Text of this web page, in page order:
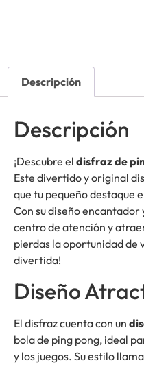
Descripción
Descripción
¡Descubre el disfraz de
Este divertido y original
que tu pequeño destaque
Con su diseño encantador
centro de atención y
pierdas la oportunidad de
divertida!
Diseño
El disfraz cuenta con un
bola de ping pong, ideal
y los juegos. Su estilo